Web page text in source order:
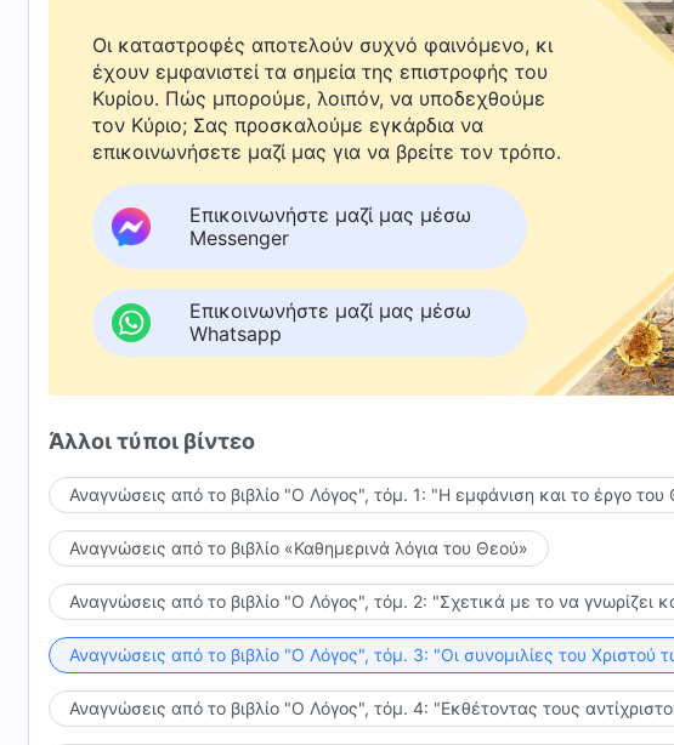
Οι καταστροφές αποτελούν συχνό φαινόμενο, κι
έχουν εμφανιστεί τα σημεία της επιστροφής του
Κυρίου. Πώς μπορούμε, λοιπόν, να υποδεχθούμε
τον Κύριο; Σας προσκαλούμε εγκάρδια να
επικοινωνήσετε μαζί μας για να βρείτε τον τρόπο.
Επικοινωνήστε μαζί μας μέσω
Messenger
Επικοινωνήστε μαζί μας μέσω
Whatsapp
Άλλοι τύποι βίντεο
Αναγνώσεις από το βιβλίο "Ο Λόγος", τόμ. 1: "Η εμφάνιση και το έργο του
Αναγνώσεις από το βιβλίο «Καθημερινά λόγια του Θεού»
Αναγνώσεις από το βιβλίο "Ο Λόγος", τόμ. 2: "Σχετικά με το να γνωρίζει
Αναγνώσεις από το βιβλίο "Ο Λόγος", τόμ. 3: "Οι συνομιλίες του
Αναγνώσεις από το βιβλίο "Ο Λόγος", τόμ. 4: "Εκθέτοντας τους